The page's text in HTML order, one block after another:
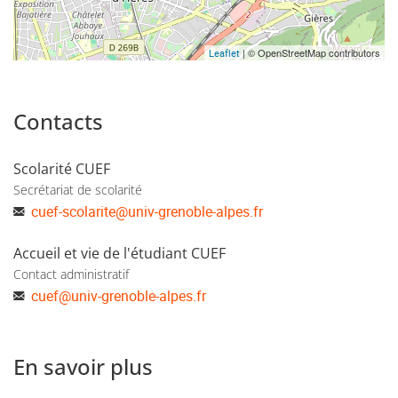
Leaflet| © OpenStreetMap contributors
Contacts
Scolarité CUEF
Secrétariat de scolarité
cuef-scolarite@univ-grenoble-alpes.fr
Accueil et vie de l'étudiant CUEF
Contact administratif
cuef@univ-grenoble-alpes.fr
En savoir plus